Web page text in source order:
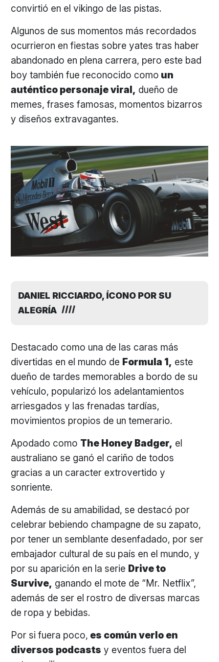
convirtió en el vikingo de las pistas.
Algunos de sus momentos más recordados
ocurrieron en fiestas sobre yates tras haber
abandonado en plena carrera, pero este bad
boy también fue reconocido como un
auténtico personaje viral, dueño de
memes, frases famosas, momentos bizarros
y diseños extravagantes.
DANIEL RICCIARDO, ÍCONO POR SU
ALEGRÍA
Destacado como una de las caras más
divertidas en el mundo de Formula 1, este
dueño de tardes memorables a bordo de su
vehículo, popularizó los adelantamientos
arriesgados y las frenadas tardías,
movimientos propios de un temerario.
Apodado como The Honey Badger, el
australiano se ganó el cariño de todos
gracias a un caracter extrovertido y
sonriente.
Además de su amabilidad, se destacó por
celebrar bebiendo champagne de su zapato,
por tener un semblante desenfadado, por ser
embajador cultural de su país en el mundo, y
por su aparición en la serie Drive to
Survive, ganando el mote de “Mr. Netflix”,
además de ser el rostro de diversas marcas
de ropa y bebidas.
Por si fuera poco, es común verlo en
diversos podcasts y eventos fuera del